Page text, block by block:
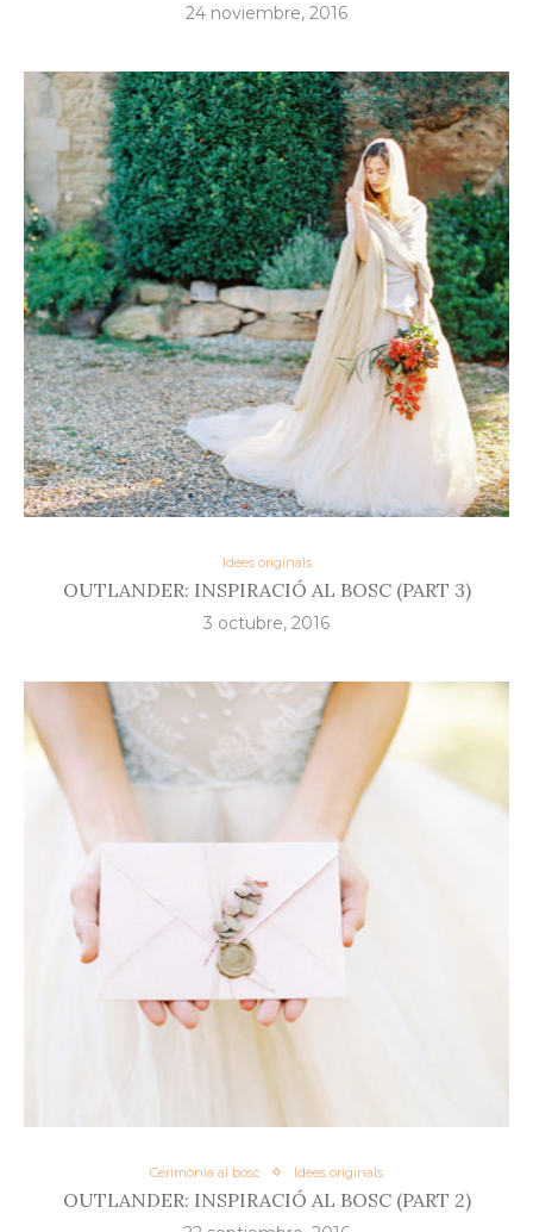
24 noviembre, 2016
Idees originals
OUTLANDER: INSPIRACIÓ AL BOSC (PART 3)
3 octubre, 2016
Cerimònia al bosc Idees originals
OUTLANDER: INSPIRACIÓ AL BOSC (PART 2)